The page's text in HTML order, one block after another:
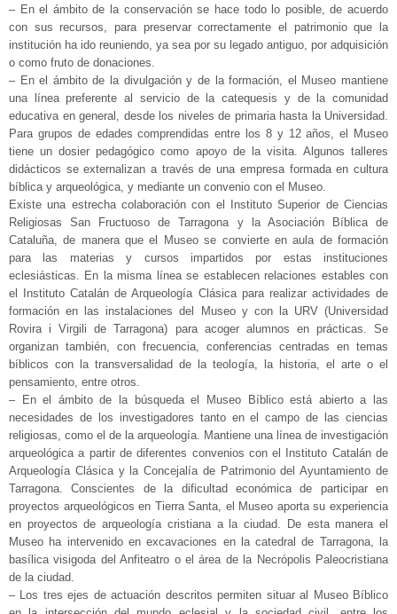
– En el ámbito de la conservación se hace todo lo posible, de acuerdo
con sus recursos, para preservar correctamente el patrimonio que la
institución ha ido reuniendo, ya sea por su legado antiguo, por adquisición
o como fruto de donaciones.
– En el ámbito de la divulgación y de la formación, el Museo mantiene
una línea preferente al servicio de la catequesis y de la comunidad
educativa en general, desde los niveles de primaria hasta la Universidad.
Para grupos de edades comprendidas entre los 8 y 12 años, el Museo
tiene un dosier pedagógico como apoyo de la visita. Algunos talleres
didácticos se externalizan a través de una empresa formada en cultura
bíblica y arqueológica, y mediante un convenio con el Museo.
Existe una estrecha colaboración con el Instituto Superior de Ciencias
Religiosas San Fructuoso de Tarragona y la Asociación Bíblica de
Cataluña, de manera que el Museo se convierte en aula de formación
para las materias y cursos impartidos por estas instituciones
eclesiásticas. En la misma línea se establecen relaciones estables con
el Instituto Catalán de Arqueología Clásica para realizar actividades de
formación en las instalaciones del Museo y con la URV (Universidad
Rovira i Virgili de Tarragona) para acoger alumnos en prácticas. Se
organizan también, con frecuencia, conferencias centradas en temas
bíblicos con la transversalidad de la teología, la historia, el arte o el
pensamiento, entre otros.
– En el ámbito de la búsqueda el Museo Bíblico está abierto a las
necesidades de los investigadores tanto en el campo de las ciencias
religiosas, como el de la arqueología. Mantiene una línea de investigación
arqueológica a partir de diferentes convenios con el Instituto Catalán de
Arqueología Clásica y la Concejalía de Patrimonio del Ayuntamiento de
Tarragona. Conscientes de la dificultad económica de participar en
proyectos arqueológicos en Tierra Santa, el Museo aporta su experiencia
en proyectos de arqueología cristiana a la ciudad. De esta manera el
Museo ha intervenido en excavaciones en la catedral de Tarragona, la
basílica visigoda del Anfiteatro o el área de la Necrópolis Paleocristiana
de la ciudad.
– Los tres ejes de actuación descritos permiten situar al Museo Bíblico